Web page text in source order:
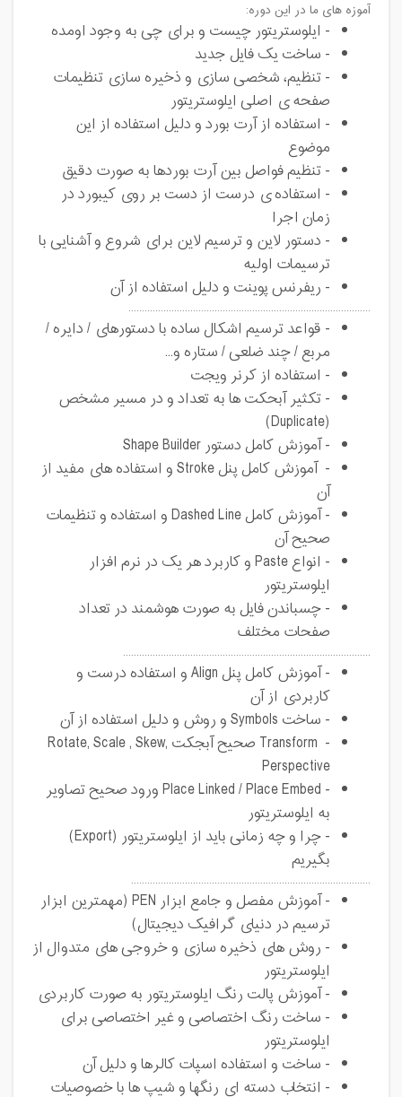
آموزه های ما در این دوره:
- ایلوستریتور چیست و برای چی به وجود اومده
- ساخت یک فایل جدید
- تنظیم، شخصی سازی و ذخیره سازی تنظیمات
صفحه ی اصلی ایلوستریتور
- استفاده از آرت بورد و دلیل استفاده از این
موضوع
- تنظیم فواصل بین آرت بوردها به صورت دقیق
- استفاده ی درست از دست بر روی کیبورد در
زمان اجرا
- دستور لاین و ترسیم لاین برای شروع و آشنایی با
ترسیمات اولیه
- ریفرنس پوینت و دلیل استفاده از آن
..........................................................................................
- قواعد ترسیم اشکال ساده با دستورهای / دایره /
مربع / چند ضلعی / ستاره و...
- استفاده از کرنر ویجت
- تکثیر آبحکت ها به تعداد و در مسیر مشخص
(Duplicate)
- آموزش کامل دستور Shape Builder
- آموزش کامل پنل Stroke و استفاده های مفید از
آن
- آموزش کامل Dashed Line و استفاده و تنظیمات
صحیح آن
- انواع Paste و کاربرد هر یک در نرم افزار
ایلوستریتور
- چسباندن فایل به صورت هوشمند در تعداد
صفحات مختلف
............................................................................................
- آموزش کامل پنل Align و استفاده درست و
کاربردی از آن
- ساخت Symbols و روش و دلیل استفاده از آن
- Transform صحیح آبجکت Rotate, Scale , Skew,
Perspective
- Place Linked / Place Embed ورود صحیح تصاویر
به ایلوستریتور
- چرا و چه زمانی باید از ایلوستریتور (Export)
بگیریم
.........................................................................................
- آموزش مفصل و جامع ابزار PEN (مهمترین ابزار
ترسیم در دنیای گرافیک دیجیتال)
- روش های ذخیره سازی و خروجی های متدوال از
ایلوستریتور
- آموزش پالت رنگ ایلوستریتور به صورت کاربردی
- ساخت رنگ اختصاصی و غیر اختصاصی برای
ایلوستریتور
- ساخت و استفاده اسپات کالرها و دلیل آن
- انتخاب دسته ای رنگها و شیپ ها با خصوصیات